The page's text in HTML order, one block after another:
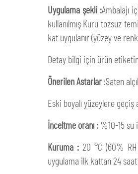
Uygulama şekli :Ambalajı
kullanılmış Kuru tozsuz
kat uygulanır (yüzey ve
Detay bilgi için ürün
Önerilen Astarlar :Saten
Eski boyalı yüzeylere geçiş
İnceltme oranı :%10-15 su
Kuruma :20 °C (60%
uygulama ilk kattan 24